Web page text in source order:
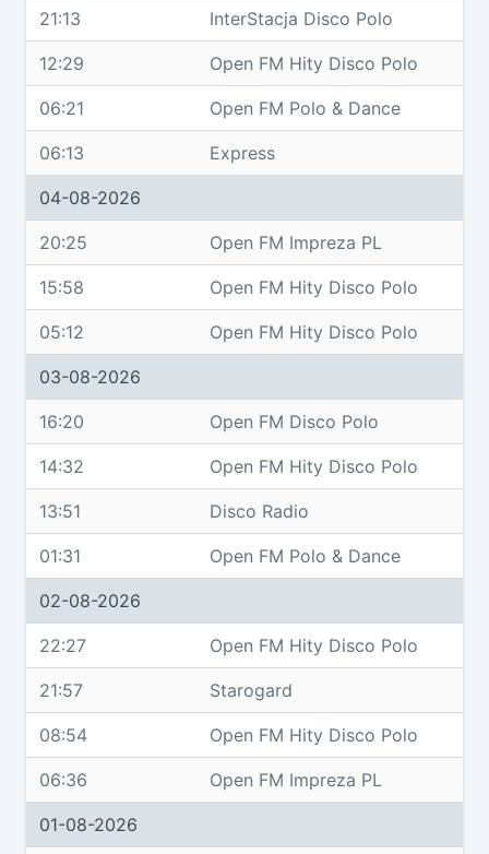
21:13 InterStacja Disco Polo
12:29 Open FM Hity Disco Polo
06:21 Open FM Polo & Dance
06:13 Express
04-08-2026
20:25 Open FM Impreza PL
15:58 Open FM Hity Disco Polo
05:12 Open FM Hity Disco Polo
03-08-2026
16:20 Open FM Disco Polo
14:32 Open FM Hity Disco Polo
13:51 Disco Radio
01:31 Open FM Polo & Dance
02-08-2026
22:27 Open FM Hity Disco Polo
21:57 Starogard
08:54 Open FM Hity Disco Polo
06:36 Open FM Impreza PL
01-08-2026